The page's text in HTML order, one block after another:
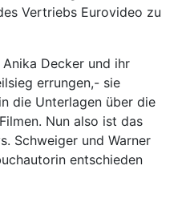
Vertriebs Eurovideo zu
Decker und ihr
errungen,- sie
die Unterlagen über die
Nun also ist das
Schweiger und Warner
entschieden